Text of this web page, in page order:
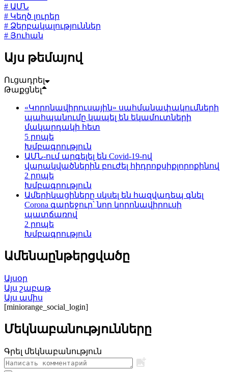
# ԱՄՆ
# Կեղծ լուրեր
# Ձերբակալություններ
# Յուհան
Այս թեմայով
Ուցադրել
Թաքցնել
«Կորոնավիրուսային» սահմանափակումների
պահպանումը կապել են եկամուտների
մակարդակի հետ
5 րոպե
Խմբագրություն
ԱՄՆ-ում արգելել են Covid-19-ով
վարակվածներին բուժել հիդրոքսիքլորոքինով
2 րոպե
Խմբագրություն
Ամերիկացիները սկսել են հազվադեպ գնել
Corona գարեջուր՝ նոր կորոնավիրուսի
պատճառով
2 րոպե
Խմբագրություն
Ամենաընթերցվածը
Այսօր
Այս շաբաթ
Այս ամիս
[miniorange_social_login]
Մեկնաբանությունները
Գրել մեկնաբանություն